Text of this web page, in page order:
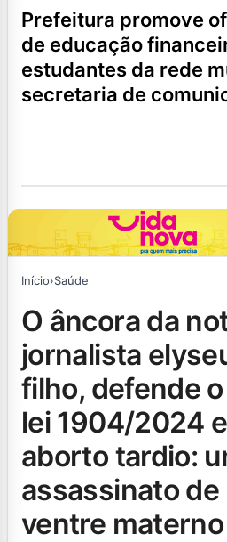
prefeitura promove oficinas gratuitas
de educação
estudantes da rede
secretaria de
Início›Saúde
o âncora da notícia,
jornalista
filho, defende
lei 1904/2024
aborto tardio:
assassinato
ventre materno